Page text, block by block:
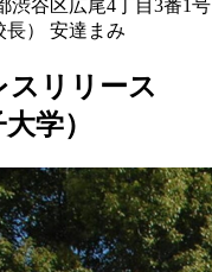
渋谷区広尾4丁目3番1号
）
安達まみ
スリリース
学）